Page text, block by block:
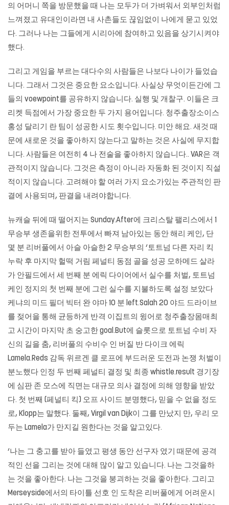
의 어머니 쪽을 방문했을 때 나는 모두가 더 가벼워서 외부인처럼
느껴졌고 유대인이라면 내 사촌들도 끊임없이 나에게 묻고 있었
다. 그러나 나는 그들에게 시리아에 참여하고 있음을 상기시켜야
했다.
그리고 게임을 부르는 대다수의 사람들은 나보다 나이가 들었습
니다. 그래서 그것은 중요한 요소입니다. 사실상 무엇이든간에 그
들의 voewpoint를 공유하지 않습니다. 실행 및 개찰구. 이들은 크
리켓 득점에서 가장 중요한 두 가지 용어입니다. 청주출장소이스
홍성 달리기 란 팀이 성공한 시도 횟수입니다. 미안 해요. 새것 때
문에 새로운 것을 좋아하지 않는다고 말하는 것은 사실에 무지합
니다. 사람들은 여전히 ​​4 나 전술을 좋아하지 않습니다.. VAR은 객
관적이지 않습니다. 그것은 측정이 아니라 자동화 된 것이지 직설
적이지 않습니다. 고려해야 할 여러 가지 요소가있는 주관적인 판
결에 사용되며, 판결을 내려야합니다.
뉴캐슬 뒤에 때 떨어지는 Sunday.After에 크리스탈 팰리스에서 1
무승부 생존을위한 전투에서 빠져 남아있는 동안 해리 케인, 단
몇 분 리버풀에서 아슬 아슬한 2 무승부의 ‘토트넘 다른 자리 킥
누락 후 마지막 헐떡 거림 페널티 동점 골을 성공 모하메드 살라
가 안필드에서 세 번째 분 에릭 다이어에서 실수를 처벌, 토트넘
케인 정지의 첫 번째 분에 그런 실수를 지불하도록 설정 보았다
케냐의 미드 필더 빅터 완 야마 10 분 left.Salah 20 야드 드라이브
를 젖어을 통해 균등하게 반격 이집트의 윙어로 청주출장몸매최
고 시간이 마지막 초 숭고한 goal.But에 슬롯으로 토트넘 수비 자
신의 길을 춤, 리버풀의 수비수 인 버질 반 다이크 에릭
Lamela.Reds 감독 위르겐 클 로프에 부드러운 도전과 논쟁 처벌이
분노했다 인정 두 번째 페널티 결정 및 최종 whistle.result 경기장
에 심판 존 모스에 직면는 대규모 의사 결정에 의해 영향을 받았
다. 첫 번째 (페널티 킥) 오프 사이드 분명했다, 믿을 수 없을 정도
로, Klopp는 말했다. 둘째, Virgil van Dijk이 그를 만났지 만, 우리 모
두는 Lamela가 만지길 원한다는 것을 알고있다.
‘나는 그 충고를 받아 들였고 평생 동안 선구자 였기 때문에 공격
적인 선을 그리는 것에 대해 많이 알고 있습니다. 나는 그것을하
는 것을 좋아한다. 나는 그것을 붕괴하는 것을 좋아한다. 그리고
Merseyside에서의 타이틀 선호 인 도착은 리버풀에게 어려운시